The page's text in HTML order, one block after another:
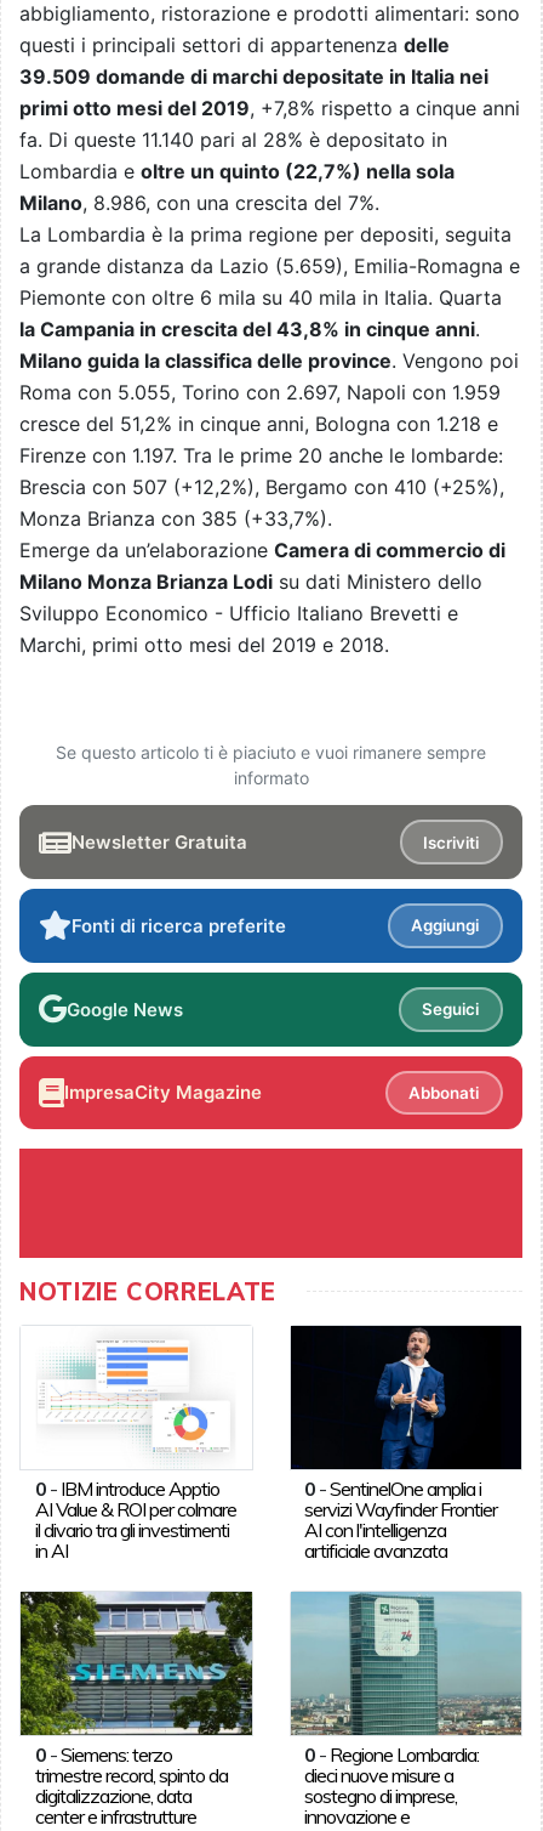
abbigliamento, ristorazione e prodotti alimentari: sono
questi i principali settori di appartenenza delle
39.509 domande di marchi depositate in Italia nei
primi otto mesi del 2019, +7,8% rispetto a cinque anni
fa. Di queste 11.140 pari al 28% è depositato in
Lombardia e oltre un quinto (22,7%) nella sola
Milano, 8.986, con una crescita del 7%.
La Lombardia è la prima regione per depositi, seguita
a grande distanza da Lazio (5.659), Emilia-Romagna e
Piemonte con oltre 6 mila su 40 mila in Italia. Quarta
la Campania in crescita del 43,8% in cinque anni.
Milano guida la classifica delle province. Vengono poi
Roma con 5.055, Torino con 2.697, Napoli con 1.959
cresce del 51,2% in cinque anni, Bologna con 1.218 e
Firenze con 1.197. Tra le prime 20 anche le lombarde:
Brescia con 507 (+12,2%), Bergamo con 410 (+25%),
Monza Brianza con 385 (+33,7%).
Emerge da un’elaborazione Camera di commercio di
Milano Monza Brianza Lodi su dati Ministero dello
Sviluppo Economico - Ufficio Italiano Brevetti e
Marchi, primi otto mesi del 2019 e 2018.
Se questo articolo ti è piaciuto e vuoi rimanere sempre
informato
Newsletter Gratuita Iscriviti
Fonti di ricerca preferite Aggiungi
Google News Seguici
ImpresaCity Magazine Abbonati
NOTIZIE CORRELATE
0- IBM introduce Apptio
AI Value & ROI per colmare
il divario tra gli investimenti
in AI
0 -SentinelOne amplia i
servizi Wayfinder Frontier
AI con l'intelligenza
artificiale avanzata
0-Siemens: terzo
trimestre record, spinto da
digitalizzazione, data
center e infrastrutture
0 - Regione Lombardia:
dieci nuove misure a
sostegno di imprese,
innovazione e